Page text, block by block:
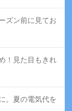
ズン前に見てお
！見た目もきれ
。夏の電気代を